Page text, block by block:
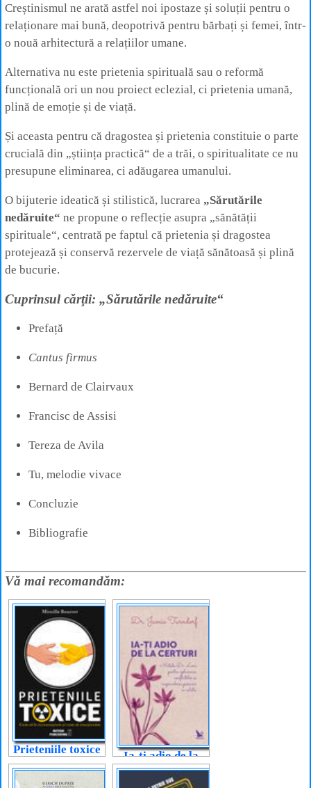
Creștinismul ne arată astfel noi ipostaze și soluții pentru o
relaționare mai bună, deopotrivă pentru bărbați și femei, într-
o nouă arhitectură a relațiilor umane.
Alternativa nu este prietenia spirituală sau o reformă
funcțională ori un nou proiect eclezial, ci prietenia umană,
plină de emoție și de viață.
Și aceasta pentru că dragostea și prietenia constituie o parte
crucială din „știința practică“ de a trăi, o spiritualitate ce nu
presupune eliminarea, ci adăugarea umanului.
O bijuterie ideatică și stilistică, lucrarea „Sărutările
nedăruite“ ne propune o reflecție asupra „sănătății
spirituale“, centrată pe faptul că prietenia și dragostea
protejează și conservă rezervele de viață sănătoasă și plină
de bucurie.
Cuprinsul cărţii: „Sărutările nedăruite“
Prefață
Cantus firmus
Bernard de Clairvaux
Francisc de Assisi
Tereza de Avila
Tu, melodie vivace
Concluzie
Bibliografie
Vă mai recomandăm:
Prieteniile toxice
Ia-ți adio de la
certuri